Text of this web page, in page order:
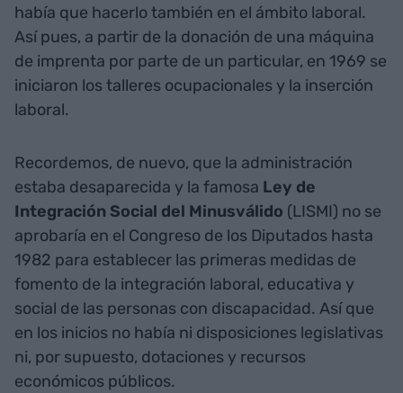
había que hacerlo también en el ámbito laboral.
Así pues, a partir de la donación de una máquina
de imprenta por parte de un particular, en 1969 se
iniciaron los talleres ocupacionales y la inserción
laboral.
Recordemos, de nuevo, que la administración
estaba desaparecida y la famosa Ley de
Integración Social del Minusválido (LISMI) no se
aprobaría en el Congreso de los Diputados hasta
1982 para establecer las primeras medidas de
fomento de la integración laboral, educativa y
social de las personas con discapacidad. Así que
en los inicios no había ni disposiciones legislativas
ni, por supuesto, dotaciones y recursos
económicos públicos.